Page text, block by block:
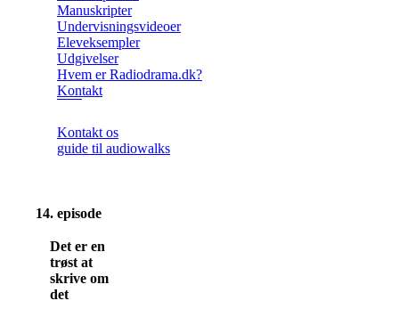
Manuskripter
Undervisningsvideoer
Eleveksempler
Udgivelser
Hvem er Radiodrama.dk?
Kontakt
Kontakt os
guide til audiowalks
14. episode
Det er en
trøst at
skrive om
det